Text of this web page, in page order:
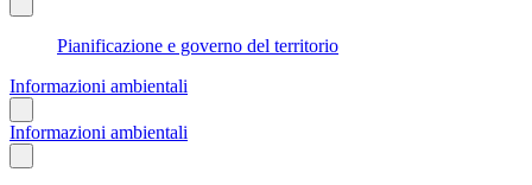
Pianificazione e governo del territorio
Informazioni ambientali
Informazioni ambientali